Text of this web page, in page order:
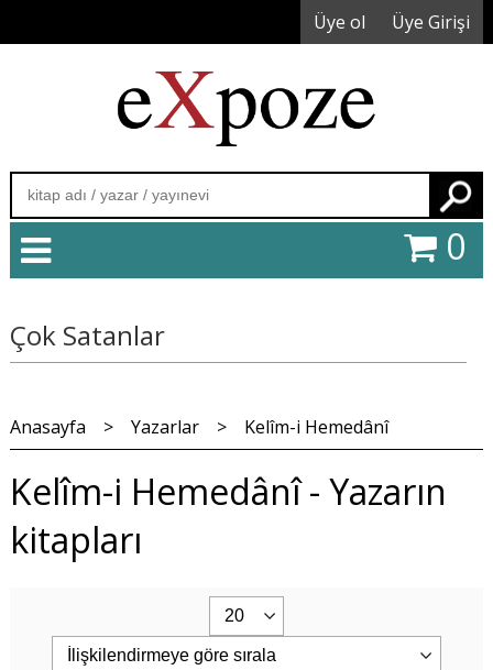
Üye ol Üye Girişi
0
Çok Satanlar
Anasayfa > Yazarlar > Kelîm-i Hemedânî
Kelîm-i Hemedânî - Yazarın
kitapları